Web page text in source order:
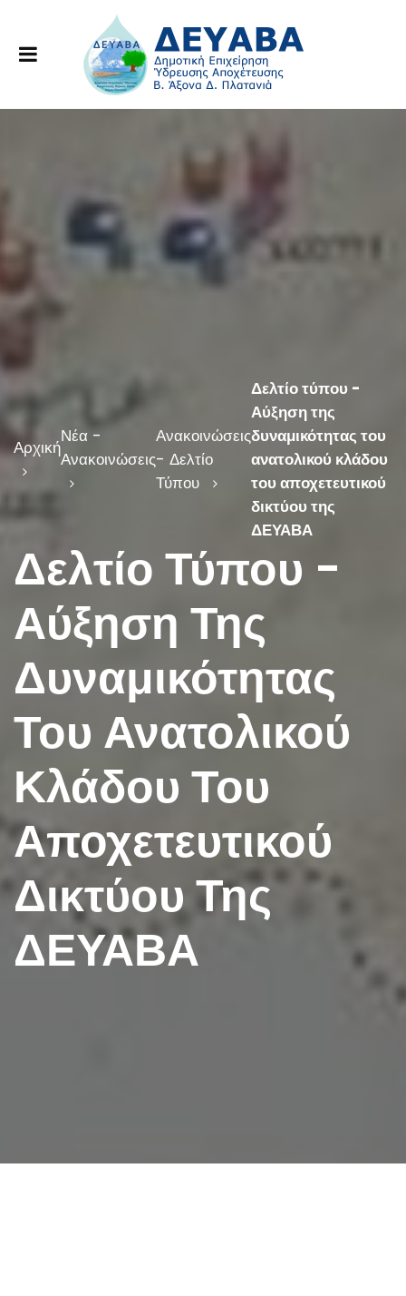
Αρχική
Νέα -
Ανακοινώσεις
Ανακοινώσεις
- Δελτίο
Τύπου
Δελτίο τύπου -
Αύξηση της
δυναμικότητας του
ανατολικού κλάδου
του αποχετευτικού
δικτύου της
ΔΕΥΑΒΑ
Δελτίο Τύπου -
Αύξηση Της
Δυναμικότητας
Του Ανατολικού
Κλάδου Του
Αποχετευτικού
Δικτύου Της
ΔΕΥΑΒΑ